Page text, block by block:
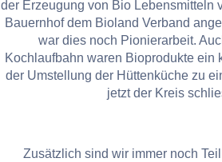
der Erzeugung von Bio Lebensmitteln
Bauernhof dem Bioland Verband
war dies noch Pionierarbeit.
Kochlaufbahn waren Bioprodukte ein
der Umstellung der Hüttenküche zu
jetzt der Kreis
Zusätzlich sind wir immer noch